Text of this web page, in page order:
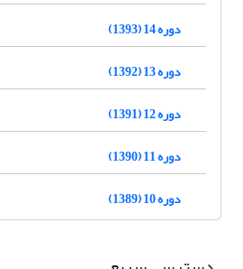
دوره 14 (1393)
دوره 13 (1392)
دوره 12 (1391)
دوره 11 (1390)
دوره 10 (1389)